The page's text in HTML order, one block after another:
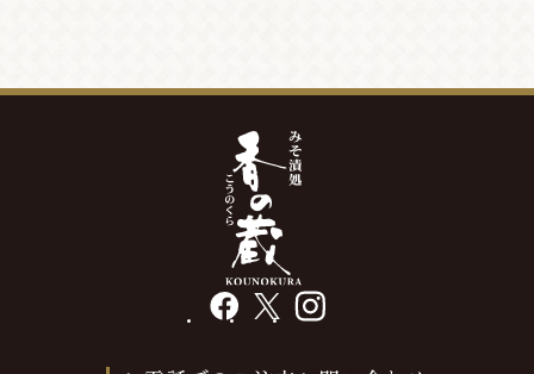
facebook instagram